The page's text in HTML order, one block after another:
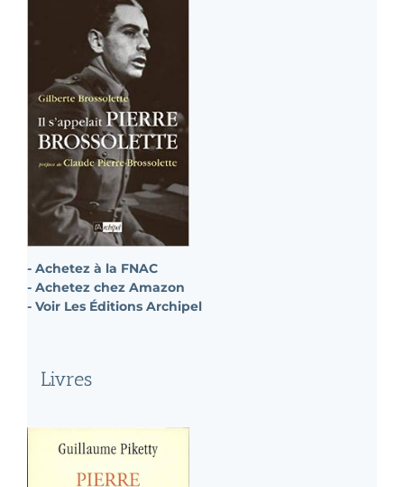
- Achetez à la FNAC
- Achetez chez Amazon
- Voir Les Éditions Archipel
Livres